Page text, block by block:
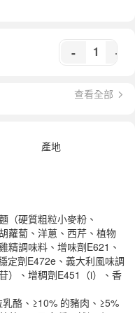
- +
查看全部
產地
（硬質粗粒小麥粉、
蘿蔔、洋蔥、西芹、植物
精調味料、增味劑E621、
定劑E472e、義大利風味調
）、增稠劑E451（i）、香
酪、≥10% 的豬肉、≥5%